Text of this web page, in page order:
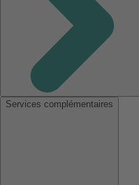
Services complémentaires